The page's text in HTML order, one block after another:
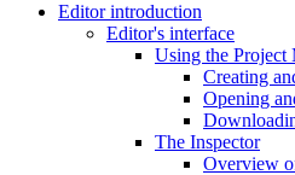
Editor introduction
Editor's interface
Using the Project
Creating
Opening
The Inspector
Overview